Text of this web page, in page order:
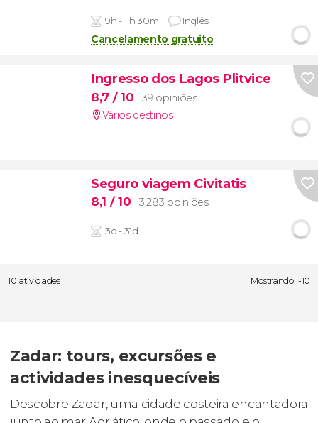
9h - 11h 30m Inglês
Cancelamento gratuito
Ingresso dos Lagos Plitvice
8,7 / 10
39 opiniões
Vários destinos
Seguro viagem Civitatis
8,1 / 10 3.283 opiniões
3d - 31d
10 atividades Mostrando 1-10
Zadar: tours, excursões e
actividades inesquecíveis
Descobre Zadar, uma cidade costeira encantadora